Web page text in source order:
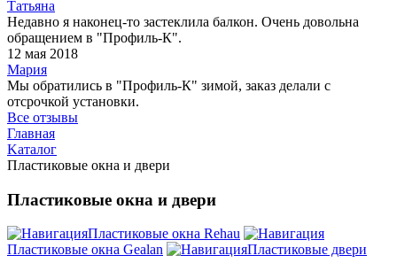
Татьяна
Недавно я наконец-то застеклила балкон. Очень довольна
обращением в "Профиль-К".
12 мая 2018
Мария
Мы обратились в "Профиль-К" зимой, заказ делали с
отсрочкой установки.
Все отзывы
Главная
Kаталог
Пластиковые окна и двери
Пластиковые окна и двери
Пластиковые окна Rehau
Пластиковые окна Gealan
Пластиковые двери